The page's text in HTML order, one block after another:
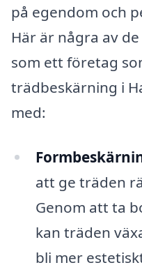
på egendom och
Här är några av
som ett företag
trädbeskärning i
med:
att ge träden
Genom att ta
kan träden
bli mer